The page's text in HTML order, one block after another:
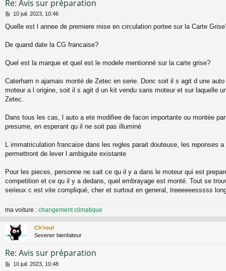
Re: Avis sur préparation
M
s
a
10 juil. 2023, 10:46
Quelle est l annee de premiere mise en circulation portee sur la Carte
De quand date la CG francaise?
Quel est la marque et quel est le modele mentionné sur la carte grise?
Caterham n ajamais monté de Zetec en serie. Donc soit il s agit d une
moteur a l origine, soit il s agit d un kit vendu sans moteur et sur laquelle
Zetec.
Dans tous les cas, l auto a ete modifiee de facon importante ou montée
presume, en esperant qu il ne soit pas illuminé
L immatriculation francaise dans les regles parait douteuse, les reponses
permettront de lever l ambiguite existante
Pour les pieces, personne ne sait ce qu il y a dans le moteur qui est
competition et ce qu il y a dedans, quel embrayage est monté. Tout se
serieux c est vite compliqué, cher et surtout en general, treeeeeesssss
ma voiture : changement climatique
Ch'roul
Sevener bienfaiteur
Re: Avis sur préparation
M10 juil. 2023, 10:48